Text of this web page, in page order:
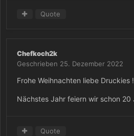
Quote
Chefkoch2k
Geschrieben 25. Dezember 2022
Frohe Weihnachten liebe Druckies
Nächstes Jahr feiern wir schon 20
Quote